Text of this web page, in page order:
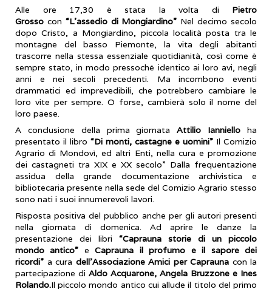
Alle ore 17,30 è stata la volta di Pietro
Grosso con “L’assedio di Mongiardino” Nel decimo secolo
dopo Cristo, a Mongiardino, piccola località posta tra le
montagne del basso Piemonte, la vita degli abitanti
trascorre nella stessa essenziale quotidianità, così come è
sempre stato, in modo pressoché identico ai loro avi, negli
anni e nei secoli precedenti. Ma incombono eventi
drammatici ed imprevedibili, che potrebbero cambiare le
loro vite per sempre. O forse, cambierà solo il nome del
loro paese.
A conclusione della prima giornata Attilio Iannielloha
presentato il libro “Di monti, castagne e uomini” Il Comizio
Agrario di Mondovì, ed altri Enti, nella cura e promozione
dei castagneti tra XIX e XX secolo” Dalla frequentazione
assidua della grande documentazione archivistica e
bibliotecaria presente nella sede del Comizio Agrario stesso
sono nati i suoi innumerevoli lavori.
Risposta positiva del pubblico anche per gli autori presenti
nella giornata di domenica. Ad aprire le danze la
presentazione dei libri “Caprauna storie di un piccolo
mondo antico” e Caprauna il profumo e il sapore dei
ricordi” a cura dell’Associazione Amici per Caprauna con la
partecipazione di Aldo Acquarone, Angela Bruzzone e Ines
Rolando.Il piccolo mondo antico cui allude il titolo del primo